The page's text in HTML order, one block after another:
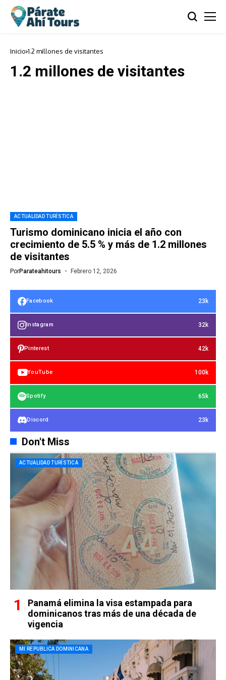
Inicio 1.2 millones de visitantes
1.2 millones de visitantes
ACTUALIDAD TURÍSTICA
Turismo dominicano inicia el año con
crecimiento de 5.5 % y más de 1.2 millones
de visitantes
PorParateahitours Febrero 12, 2026
Facebook 23k
Instagram 32k
Pinterest 42k
YouTube 100k
Spotify 65k
Discord 23k
Don't Miss
ACTUALIDAD TURÍSTICA
Panamá elimina la visa estampada para
dominicanos tras más de una década de
vigencia
MI REPUBLICA DOMINICANA